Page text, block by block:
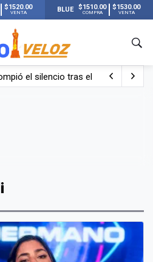
$1520.00
VENTA BLUE $1510.00
COMPRA
$1530.00
VENTA
el silencio tras el incidente con